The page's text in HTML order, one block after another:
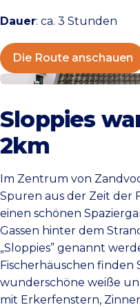
Dauer: ca. 3 Stunden
Die Route anschauen
View the route
Sloppies
2km
Im Zentrum von
Spuren aus der Zeit der
einen schönen
Gassen hinter dem
„Sloppies” genannt
Fischerhäuschen finden
wunderschöne weiße
mit Erkerfenstern,